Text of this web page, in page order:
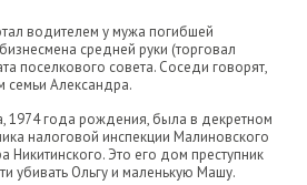
водителем у мужа погибшей
средней руки (торговал
поселкового совета. Соседи говорят,
семьи Александра.
1974 года рождения, была в декретном
налоговой инспекции Малиновского
Это его дом преступник
убивать Ольгу и маленькую Машу.